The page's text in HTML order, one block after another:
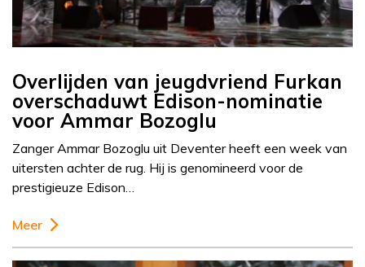
Overlijden van jeugdvriend Furkan
overschaduwt Edison-nominatie
voor Ammar Bozoglu
Zanger Ammar Bozoglu uit Deventer heeft een week van
uitersten achter de rug. Hij is genomineerd voor de
prestigieuze Edison…
Meer